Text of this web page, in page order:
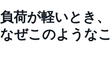
負荷が軽いとき
なぜこのような